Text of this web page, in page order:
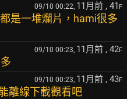
09/10 00:22, 11月前 , 41 F
是一堆爛片，hami很多
09/10 00:23, 11月前 , 42F
09/10 00:23, 11月前 , 43F
離線下載觀看吧